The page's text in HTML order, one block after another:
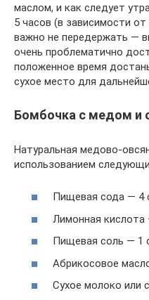
маслом, и как следует
5 часов (в зависимости
важно не передержать —
очень проблематично
положенное время
сухое место для
Бомбочка с медом и
Натуральная медово-
использованием
Пищевая сода — 4
Лимонная кислота
Пищевая соль — 1
Абрикосовое
Сухое молоко или